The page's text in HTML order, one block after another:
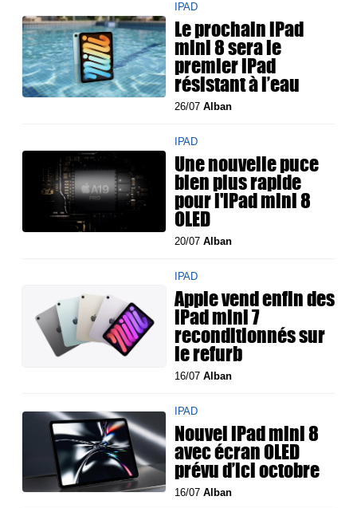
IPAD
Le prochain iPad
mini 8 sera le
premier iPad
résistant à l’eau
26/07Alban
IPAD
Une nouvelle puce
bien plus rapide
pour l'iPad mini 8
OLED
20/07Alban
IPAD
Apple vend enfin des
iPad mini 7
reconditionnés sur
le refurb
16/07Alban
IPAD
Nouvel iPad mini 8
avec écran OLED
prévu d’ici octobre
16/07Alban